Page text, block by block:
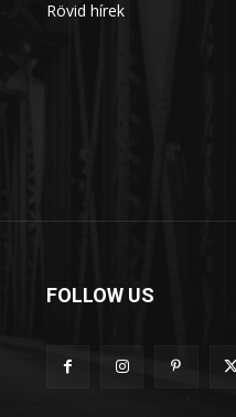
Rövid hírek
FOLLOW US